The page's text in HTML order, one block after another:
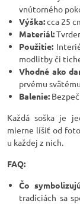
vnútorného
Výška:cca 25
Materiál:
Použitie:
modlitby či
Vhodné ako
prvému
Balenie:
Každá soška je
mierne líšiť od
u každej z nich.
FAQ:
Čo
tradíciách sa